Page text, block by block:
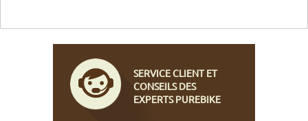
SERVICE CLIENT ET
CONSEILS DES
EXPERTS PUREBIKE